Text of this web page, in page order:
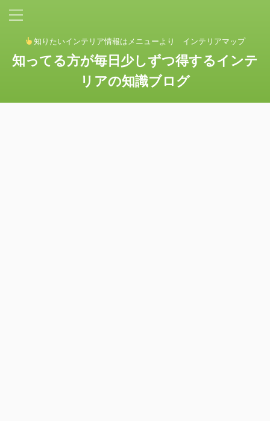
知りたいインテリア情報はメニューより インテリアマップ
知ってる方が毎日少しずつ得するインテ
リアの知識ブログ